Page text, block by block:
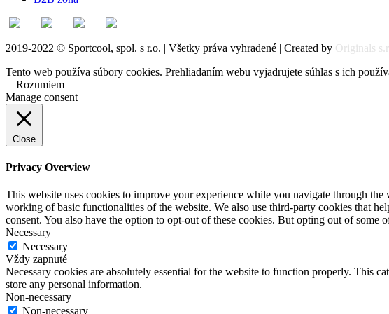
2019-2022 © Sportcool, spol. s r.o. | Všetky práva vyhradené | Created by Originals
Tento web používa súbory cookies. Prehliadaním webu vyjadrujete súhlas s ich
Rozumiem
Manage consent
Close
Privacy Overview
This website uses cookies to improve your experience while you navigate through the
working of basic functionalities of the website. We also use third-party cookies that
consent. You also have the option to opt-out of these cookies. But opting out of some
Necessary
Necessary
Vždy zapnuté
Necessary cookies are absolutely essential for the website to function properly. This
store any personal information.
Non-necessary
Non-necessary